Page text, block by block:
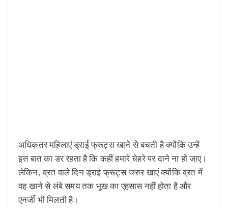
अधिकतर महिलाएं ड्राई फ्रूट्स खाने से बचती है क्योंकि उन्हें
इस बात का डर रहता है कि कहीं हमारे चेहरे पर दाने ना हो जाए।
लेकिन, व्रत वाले दिन ड्राई फ्रूट्स जरुर खाएं क्योंकि व्रत में
वह खाने से लंबे समय तक भूख का एहसास नहीं होता है और
एनर्जी भी मिलती है।